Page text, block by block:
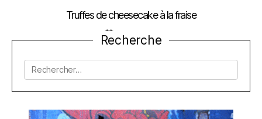
Truffes de cheesecake à la fraise
Date
de
10 avril 2011
Recherche
Rechercher :